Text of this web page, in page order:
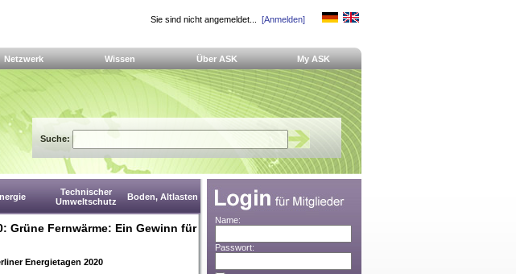
Sie sind nicht angemeldet... [Anmelden]
Netzwerk Wissen Über ASK My ASK
Suche:
Technischer
Umweltschutz
Boden, Altlasten
Grüne Fernwärme: Ein Gewinn für
Energietagen 2020
Name:
Passwort: